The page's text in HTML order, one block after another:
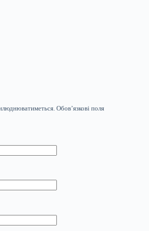
Обов’язкові поля